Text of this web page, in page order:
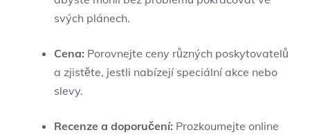
svých plánech.
Cena: Porovnejte ceny různých poskytovatelů
a zjistěte, jestli nabízejí speciální akce nebo
slevy.
Recenze a doporučení: Prozkoumejte online